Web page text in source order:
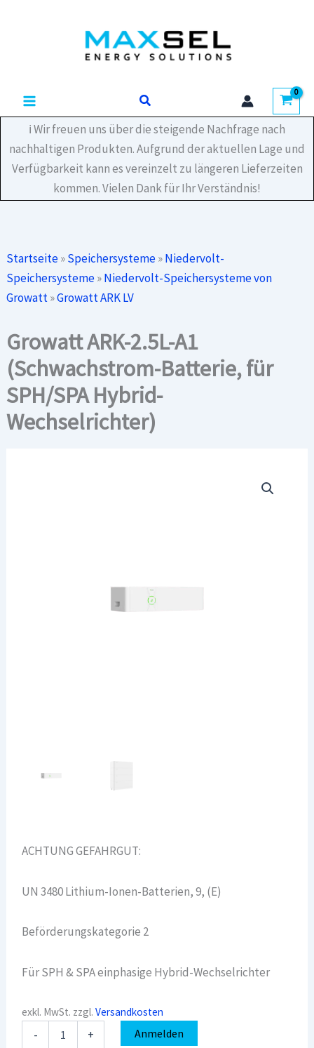
Suchen
ℹ️ Wir freuen uns über die steigende Nachfrage nach
nachhaltigen Produkten. Aufgrund der aktuellen Lage und
Verfügbarkeit kann es vereinzelt zu längeren Lieferzeiten
kommen. Vielen Dank für Ihr Verständnis!
Startseite»Speichersysteme»Niedervolt-
Speichersysteme»Niedervolt-Speichersysteme von
Growatt»Growatt ARK LV
Growatt ARK-2.5L-A1
(Schwachstrom-Batterie, für
SPH/SPA Hybrid-
Wechselrichter)
ACHTUNG GEFAHRGUT:
UN 3480 Lithium-Ionen-Batterien, 9, (E)
Beförderungskategorie 2
Für SPH & SPA einphasige Hybrid-Wechselrichter
exkl. MwSt. zzgl.Versandkosten
-
ARK-
+ Anmelden